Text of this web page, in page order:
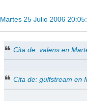
Martes 25 Julio 2006
Cita de: valens en
Cita de: gulfstream en